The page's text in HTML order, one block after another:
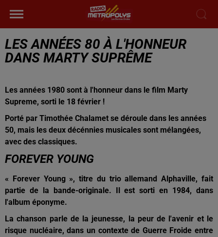
LES ANNÉES 80 À L'HONNEUR
DANS MARTY SUPRÊME
Les années 1980 sont à l'honneur dans le film Marty
Supreme, sorti le 18 février !
Porté par Timothée Chalamet se déroule dans les années
50, mais les deux décénnies musicales sont mélangées,
avec des classiques.
FOREVER YOUNG
« Forever Young », titre du trio allemand Alphaville, fait
partie de la bande-originale. Il est sorti en 1984, dans
l'album éponyme.
La chanson parle de la jeunesse, la peur de l'avenir et le
risque nucléaire, dans un contexte de Guerre Froide entre